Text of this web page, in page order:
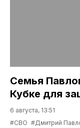
Семья
Кубке для
6 августа, 13:51
#СВО #Дмитрий